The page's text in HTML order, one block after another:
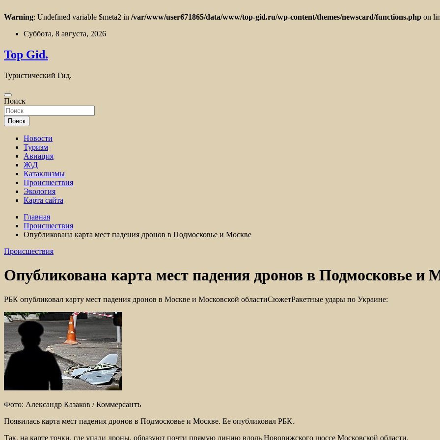
Warning: Undefined variable $meta2 in /var/www/user671865/data/www/top-gid.ru/wp-content/themes/newscard/functions.php on
Перейти
содержимому
Суббота, 8 августа, 2026
Top Gid.
Туристический Гид.
Поиск
Поиск
Новости
Туризм
Авиация
Ж\Д
Катаклизмы
Происшествия
Экология
Карта сайта
Главная
Происшествия
Опубликована карта мест падения дронов в Подмосковье и Москве
Происшествия
Опубликована карта мест падения дронов в Подмосковье и
РБК опубликовал карту мест падения дронов в Москве и Московской областиСюжетРакетные удары по Украине:
Фото: Александр Казаков / Коммерсантъ
Появилась карта мест падения дронов в Подмосковье и Москве. Ее опубликовал РБК.
Так, на карте точки, где упали дроны, образуют почти прямую линию вдоль Новорижского шоссе Московской области.